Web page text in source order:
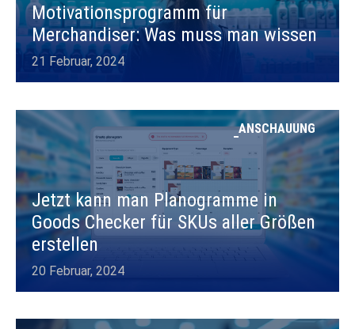
Motivationsprogramm für
Merchandiser: Was muss man wissen
21 Februar, 2024
ANSCHAUUNG
Jetzt kann man Planogramme in
Goods Checker für SKUs aller Größen
erstellen
20 Februar, 2024